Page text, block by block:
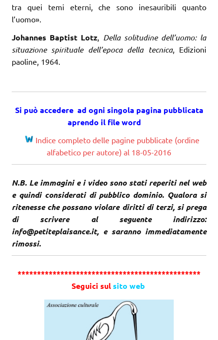
tra quei temi eterni, che sono inesauribili quanto
l’uomo».
Johannes Baptist Lotz
Della solitudine dell’uomo: la
situazione spirituale dell’epoca della tecnica, Edizioni
paoline, 1964.
Si può accedere ad ogni singola pagina pubblicata
aprendo il file word
Indice completo delle pagine pubblicate (ordine
alfabetico per autore) al 18-05-2016
N.B. Le immagini e i video sono stati reperiti nel web
e quindi considerati di pubblico dominio. Qualora si
ritenesse che possano violare diritti di terzi, si prega
di scrivere al seguente indirizzo:
info@petiteplaisance.it, e saranno immediatamente
rimossi.
***********************************************
Seguici sulsito web